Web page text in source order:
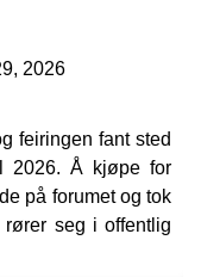
2026
feiringen fant sted
2026. Å kjøpe for
på forumet og tok
seg i offentlig